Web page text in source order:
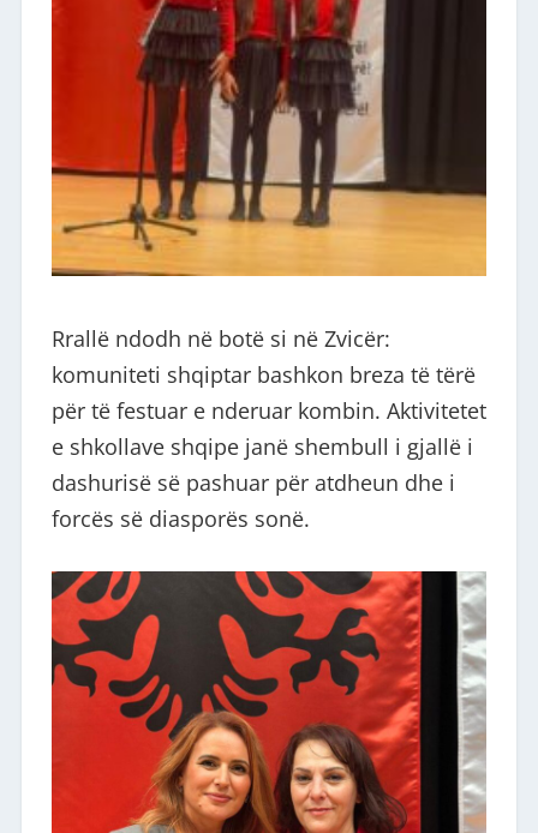
Rrallë ndodh në botë si në Zvicër:
komuniteti shqiptar bashkon breza të tërë
për të festuar e nderuar kombin. Aktivitetet
e shkollave shqipe janë shembull i gjallë i
dashurisë së pashuar për atdheun dhe i
forcës së diasporës sonë.